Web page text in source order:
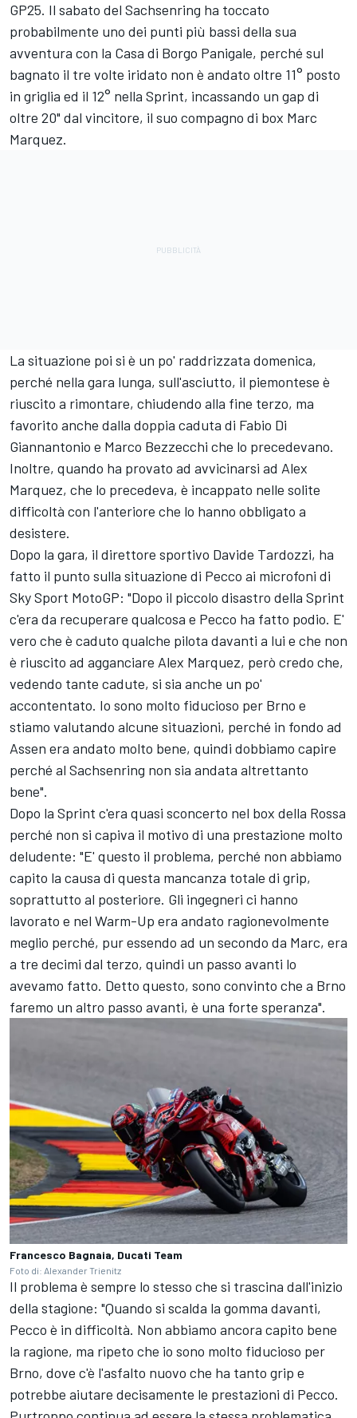
GP25. Il sabato del Sachsenring ha toccato
probabilmente uno dei punti più bassi della sua
avventura con la Casa di Borgo Panigale, perché sul
bagnato il tre volte iridato non è andato oltre 11° posto
in griglia ed il 12° nella Sprint, incassando un gap di
oltre 20" dal vincitore, il suo compagno di box Marc
Marquez.
La situazione poi si è un po' raddrizzata domenica,
perché nella gara lunga, sull'asciutto, il piemontese è
riuscito a rimontare, chiudendo alla fine terzo, ma
favorito anche dalla doppia caduta di Fabio Di
Giannantonio e Marco Bezzecchi che lo precedevano.
Inoltre, quando ha provato ad avvicinarsi ad Alex
Marquez, che lo precedeva, è incappato nelle solite
difficoltà con l'anteriore che lo hanno obbligato a
desistere.
Dopo la gara, il direttore sportivo Davide Tardozzi, ha
fatto il punto sulla situazione di Pecco ai microfoni di
Sky Sport MotoGP: "Dopo il piccolo disastro della Sprint
c'era da recuperare qualcosa e Pecco ha fatto podio. E'
vero che è caduto qualche pilota davanti a lui e che non
è riuscito ad agganciare Alex Marquez, però credo che,
vedendo tante cadute, si sia anche un po'
accontentato. Io sono molto fiducioso per Brno e
stiamo valutando alcune situazioni, perché in fondo ad
Assen era andato molto bene, quindi dobbiamo capire
perché al Sachsenring non sia andata altrettanto
bene".
Dopo la Sprint c'era quasi sconcerto nel box della Rossa
perché non si capiva il motivo di una prestazione molto
deludente: "E' questo il problema, perché non abbiamo
capito la causa di questa mancanza totale di grip,
soprattutto al posteriore. Gli ingegneri ci hanno
lavorato e nel Warm-Up era andato ragionevolmente
meglio perché, pur essendo ad un secondo da Marc, era
a tre decimi dal terzo, quindi un passo avanti lo
avevamo fatto. Detto questo, sono convinto che a Brno
faremo un altro passo avanti, è una forte speranza".
Francesco Bagnaia, Ducati Team
Foto di: Alexander Trienitz
Il problema è sempre lo stesso che si trascina dall'inizio
della stagione: "Quando si scalda la gomma davanti,
Pecco è in difficoltà. Non abbiamo ancora capito bene
la ragione, ma ripeto che io sono molto fiducioso per
Brno, dove c'è l'asfalto nuovo che ha tanto grip e
potrebbe aiutare decisamente le prestazioni di Pecco.